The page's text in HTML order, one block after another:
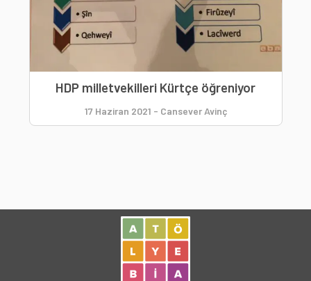
HDP milletvekilleri Kürtçe öğreniyor
17 Haziran 2021 - Cansever Avinç